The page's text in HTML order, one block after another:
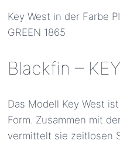
Key West in der Farbe
GREEN 1865
Blackfin –
Das Modell Key West
Form. Zusammen mit
vermittelt sie zeitlosen